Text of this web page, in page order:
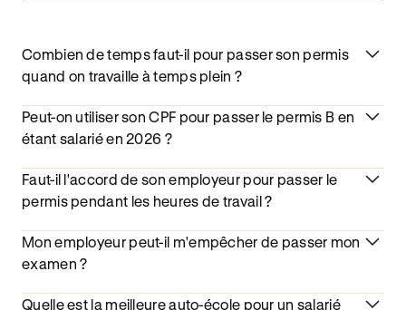
Combien de temps faut-il pour passer son permis
quand on travaille à temps plein ?
Peut-on utiliser son CPF pour passer le permis B en
étant salarié en 2026 ?
Faut-il l'accord de son employeur pour passer le
permis pendant les heures de travail ?
Mon employeur peut-il m'empêcher de passer mon
examen ?
Quelle est la meilleure auto-école pour un salarié